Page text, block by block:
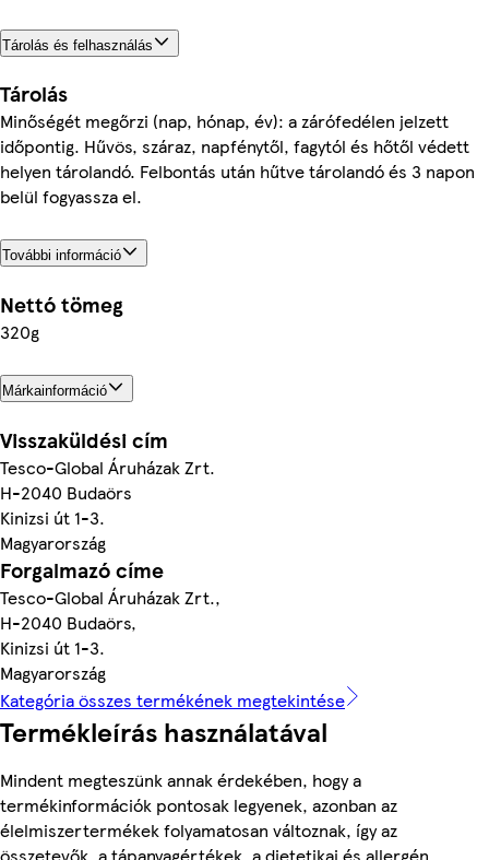
Tárolás és felhasználás
Tárolás
Minőségét megőrzi (nap, hónap, év): a zárófedélen jelzett
időpontig. Hűvös, száraz, napfénytől, fagytól és hőtől védett
helyen tárolandó. Felbontás után hűtve tárolandó és 3 napon
belül fogyassza el.
További információ
Nettó tömeg
320g
Márkainformáció
Visszaküldési cím
Tesco-Global Áruházak Zrt.
H-2040 Budaörs
Kinizsi út 1-3.
Magyarország
Forgalmazó címe
Tesco-Global Áruházak Zrt.,
H-2040 Budaörs,
Kinizsi út 1-3.
Magyarország
Kategória összes termékének megtekintése
Termékleírás használatával
Mindent megteszünk annak érdekében, hogy a
termékinformációk pontosak legyenek, azonban az
élelmiszertermékek folyamatosan változnak, így az